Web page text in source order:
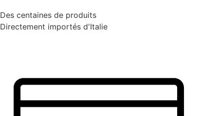
Des centaines de produits
Directement importés d'Italie